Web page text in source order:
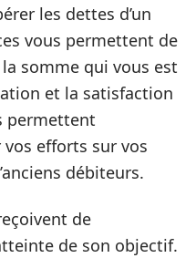
les dettes d’un
vous permettent de
somme qui vous est
et la satisfaction
permettent
efforts sur vos
débiteurs.
de
de son objectif.